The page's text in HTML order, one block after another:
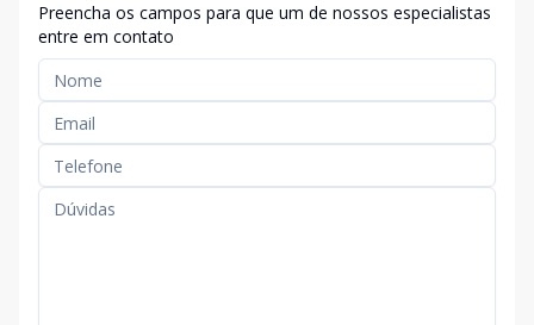
Preencha os campos para que um de nossos especialistas
entre em contato